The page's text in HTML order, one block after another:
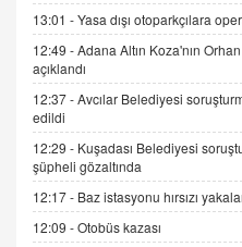
İNCİ GÜL AKÖL
06.07.2026 13:00
ADEM AKÖL
Esed
Sednaya
11.12.2024 12:30
13:01 -Yasa dışı otoparkçılara
12:49 -Adana Altın Koza'nın
açıklandı
12:37 -Avcılar Belediyesi
edildi
12:29 - Kuşadası Belediyesi
şüpheli gözaltında
12:17 - Baz istasyonu hırsızı
12:09 -Otobüs kazası